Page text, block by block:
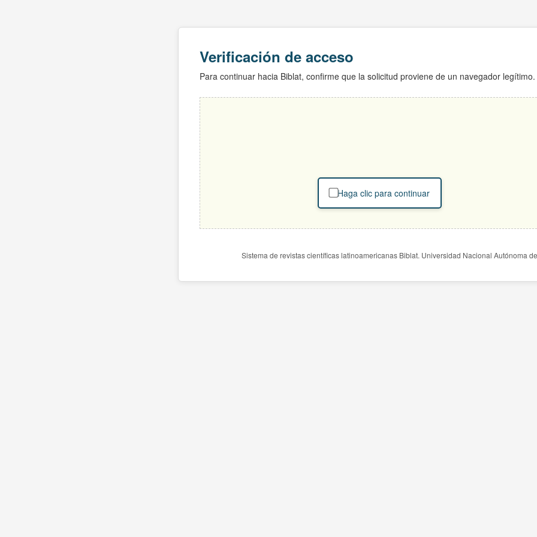
Verificación de acceso
Para continuar hacia Biblat, confirme que la solicitud proviene de un navegador legítimo.
Haga clic para continuar
Sistema de revistas científicas latinoamericanas Biblat. Universidad Nacional Autónoma